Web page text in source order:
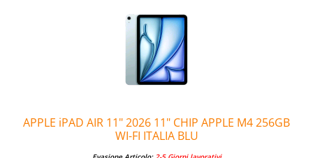
APPLE iPAD AIR 11" 2026 11" CHIP APPLE M4 256GB
WI-FI ITALIA BLU